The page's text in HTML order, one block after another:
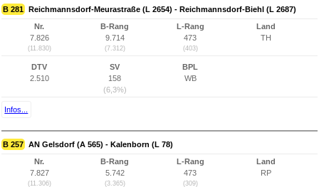
B 281 Reichmannsdorf-Meurastraße (L 2654) - Reichmannsdorf-Biehl (L 2687)
Nr.
7.826
(11.830)
B-Rang
9.714
(7.312)
L-Rang
473
(403)
Land
TH
DTV
2.510
SV
158
(6,3%)
BPL
WB
Infos...
B 257 AN Gelsdorf (A 565) - Kalenborn (L 78)
Nr.
7.827
(11.306)
B-Rang
5.742
(3.365)
L-Rang
473
(309)
Land
RP